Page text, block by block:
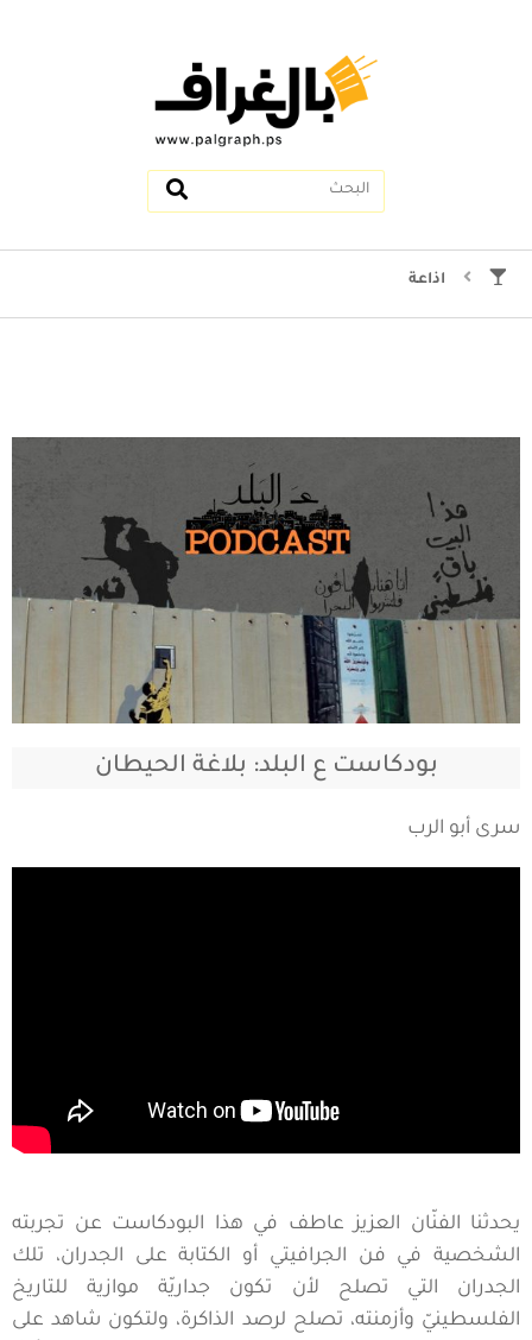
اذاعة
بودكاست ع البلد: بلاغة الحيطان
سرى أبو الرب
يحدثنا الفنّان العزيز عاطف في هذا البودكاست عن تجربته
الشخصية في فن الجرافيتي أو الكتابة على الجدران، تلك
الجدران التي تصلح لأن تكون جداريّة موازية للتاريخ
الفلسطينيّ وأزمنته، تصلح لرصد الذاكرة، ولتكون شاهد على